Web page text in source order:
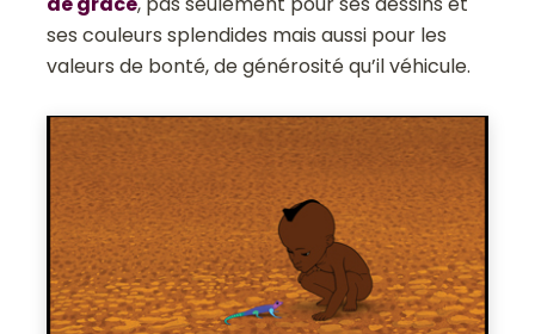
ses couleurs splendides mais aussi pour les
valeurs de bonté, de générosité qu’il véhicule.